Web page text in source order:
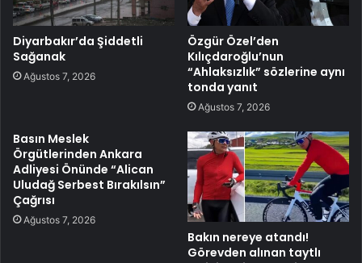
Diyarbakır’da Şiddetli
Sağanak
Ağustos 7, 2026
Özgür Özel’den
Kılıçdaroğlu’nun
“Ahlaksızlık” sözlerine aynı
tonda yanıt
Ağustos 7, 2026
Basın Meslek
Örgütlerinden Ankara
Adliyesi Önünde “Alican
Uludağ Serbest Bırakılsın”
Çağrısı
Ağustos 7, 2026
Bakın nereye atandı!
Görevden alınan taytlı